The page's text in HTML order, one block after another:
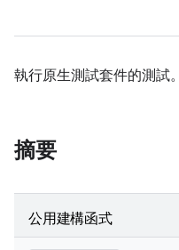
執行原生測試套件的測試。
摘要
公用建構函式